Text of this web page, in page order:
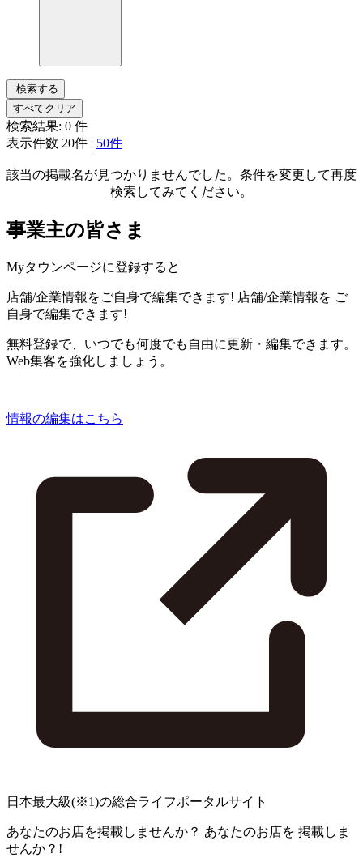
検索する
すべてクリア
検索結果: 0 件
表示件数 20件 | 50件
該当の掲載名が見つかりませんでした。条件を変更して再度
検索してみてください。
事業主の皆さま
Myタウンページに登録すると
店舗/企業情報をご自身で編集できます! 店舗/企業情報を ご
自身で編集できます!
無料登録で、いつでも何度でも自由に更新・編集できます。
Web集客を強化しましょう。
情報の編集はこちら
日本最大級(※1)の総合ライフポータルサイト
あなたのお店を掲載しませんか？ あなたのお店を 掲載しま
せんか？!